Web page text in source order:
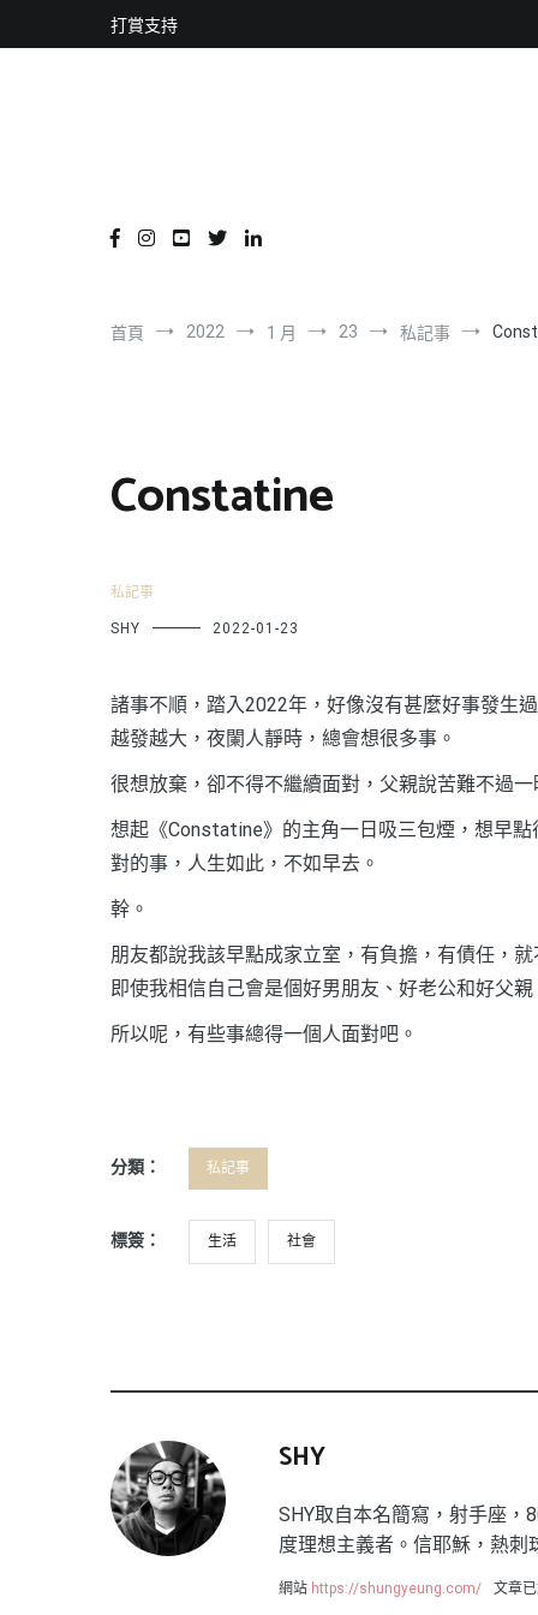
到
打賞支持
首頁 2022 1 月 23 私記事
Constatine
私記事
SHY 2022-01-23
諸事不順，踏入2022年，好像沒有甚麼好事發生
越發越大，夜闌人靜時，總會想很多事。
很想放棄，卻不得不繼續面對，父親說苦難不過
想起《Constatine》的主角一日吸三包煙，想早
對的事，人生如此，不如早去。
幹。
朋友都說我該早點成家立室，有負擔，有債任，
即使我相信自己會是個好男朋友、好老公和好父
所以呢，有些事總得一個人面對吧。
分類： 私記事
標簽： 生活 社會
SHY
SHY取自本名簡寫，射手座，
度理想主義者。信耶穌，熱刺
網站 https://shungyeung.com/ 文章